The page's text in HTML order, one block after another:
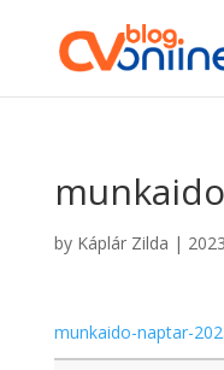
by Káplár Zilda |
munkaido-naptar-